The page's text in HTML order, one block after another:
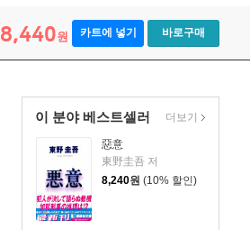
8,440원 카트에 넣기 바로구매
이 분야 베스트셀러
惡意
東野圭吾 저
8,240원 (10% 할인)
더보기